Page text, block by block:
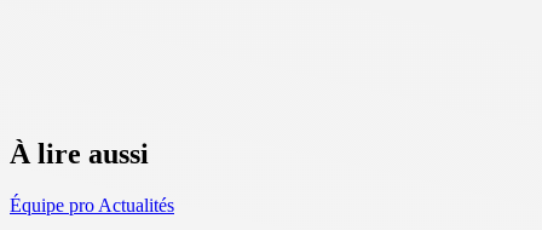
À lire aussi
Équipe pro Actualités